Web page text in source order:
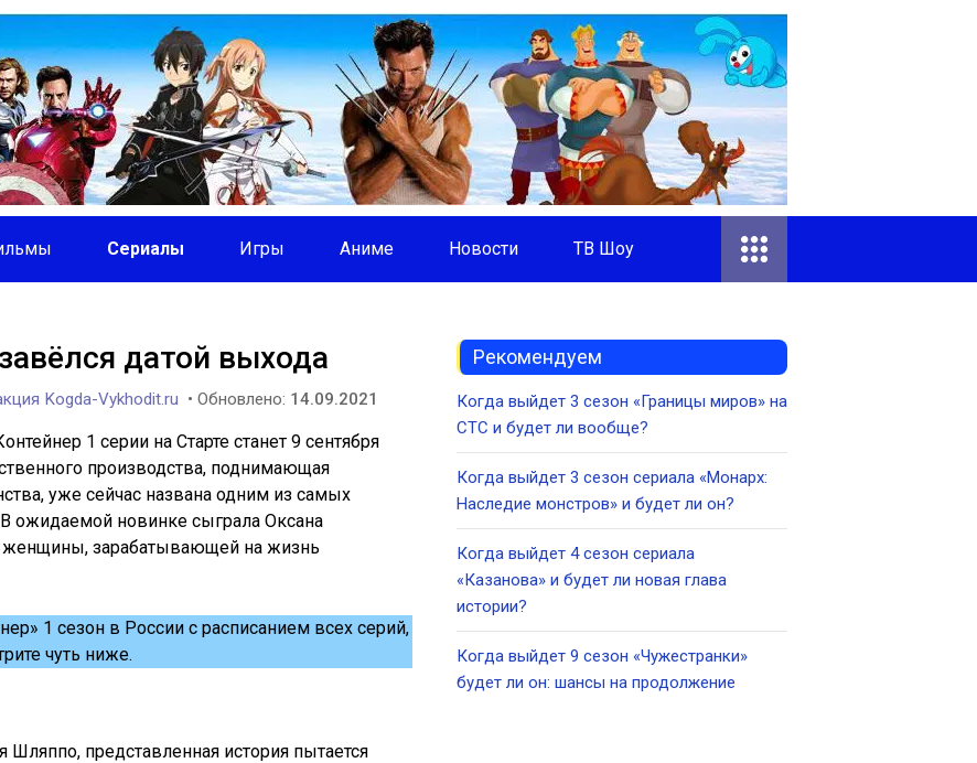
Сериалы Игры Аниме Новости ТВ Шоу
датой выхода
Kogda-Vykhodit.ru • Обновлено: 14.09.2021
1 серии на Старте станет 9 сентября
производства, поднимающая
уже сейчас названа одним из самых
ожидаемой новинке сыграла Оксана
женщины, зарабатывающей на жизнь
1 сезон в России с расписанием всех серий,
чуть ниже.
представленная история пытается
Рекомендуем
Когда выйдет 3 сезон «Границы миров» на
СТС и будет ли вообще?
Когда выйдет 3 сезон сериала «Монарх:
Наследие монстров» и будет ли он?
Когда выйдет 4 сезон сериала
«Казанова» и будет ли новая глава
истории?
Когда выйдет 9 сезон «Чужестранки»
будет ли он: шансы на продолжение